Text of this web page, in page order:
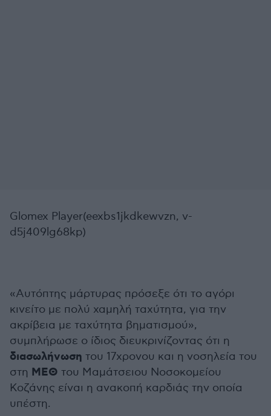
Glomex Player(eexbs1jkdkewvzn, v-
d5j409lg68kp)
«Αυτόπτης μάρτυρας πρόσεξε ότι το αγόρι
κινείτο με πολύ χαμηλή ταχύτητα, για την
ακρίβεια με ταχύτητα βηματισμού»,
συμπλήρωσε ο ίδιος διευκρινίζοντας ότι η
διασωλήνωση του 17χρονου και η νοσηλεία του
στη ΜΕΘ του Μαμάτσειου Νοσοκομείου
Κοζάνης είναι η ανακοπή καρδιάς την οποία
υπέστη.